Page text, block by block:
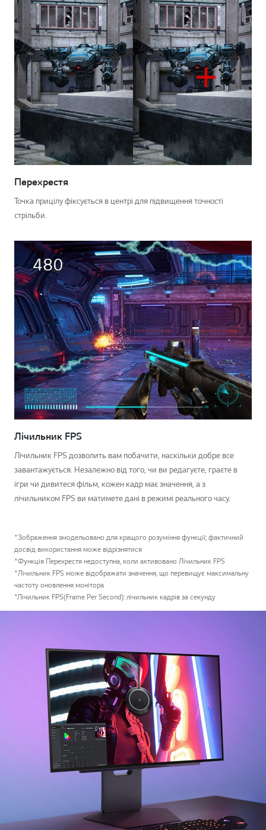
Перехрестя
Точка прицілу фіксується в центрі для підвищення точності
стрільби.
Лічильник FPS
Лічильник FPS дозволить вам побачити, наскільки добре все
завантажується. Незалежно від того, чи ви редагуєте, граєте в
ігри чи дивитеся фільм, кожен кадр має значення, а з
лічильником FPS ви матимете дані в режимі реального часу.
*Зображення змодельовано для кращого розуміння функції; фактичний
досвід використання може відрізнятися
*Функція Перехрестя недоступна, коли активовано Лічильник FPS
*Лічильник FPS може відображати значення, що перевищує максимальну
частоту оновлення монітора
*Лічильник FPS(Frame Per Second): лічильник кадрів за секунду